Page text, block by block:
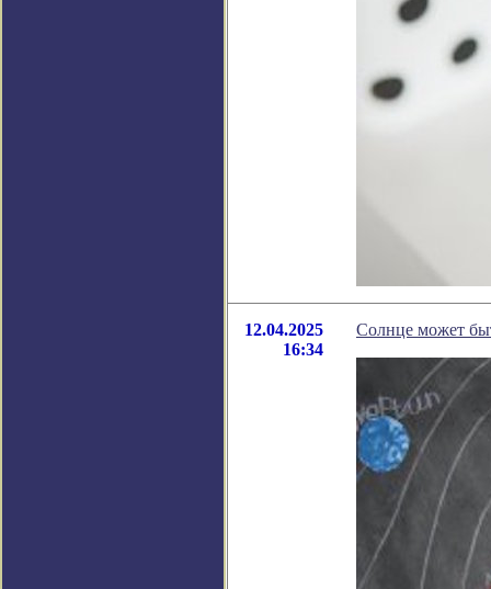
12.04.2025
16:34
Солнце может